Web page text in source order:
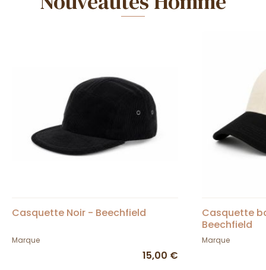
Casquette Noir - Beechfield
Marque
15,00 €
Casquette
Beechfield
Marque